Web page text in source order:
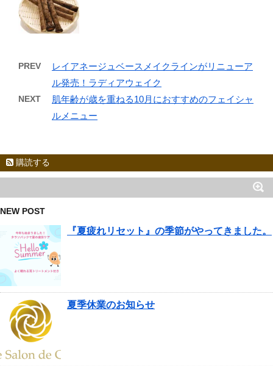
PREV
レイアネージュベースメイクラインがリニューア
ル発売！ラディアウェイク
NEXT
肌年齢が歳を重ねる10月におすすめのフェイシャ
ルメニュー
購読する
NEW POST
『夏疲れリセット』の季節がやってきました。
夏季休業のお知らせ